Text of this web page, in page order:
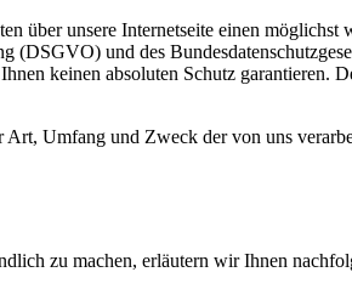
über unsere Internetseite einen
(DSGVO) und des
keinen absoluten Schutz garantieren.
Umfang und Zweck der von uns
zu machen, erläutern wir Ihnen